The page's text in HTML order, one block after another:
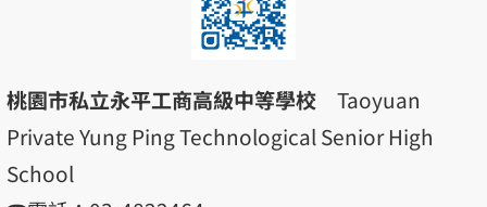
桃園市私立永平工商高級中等學校 Taoyuan
Private Yung Ping Technological Senior High
School